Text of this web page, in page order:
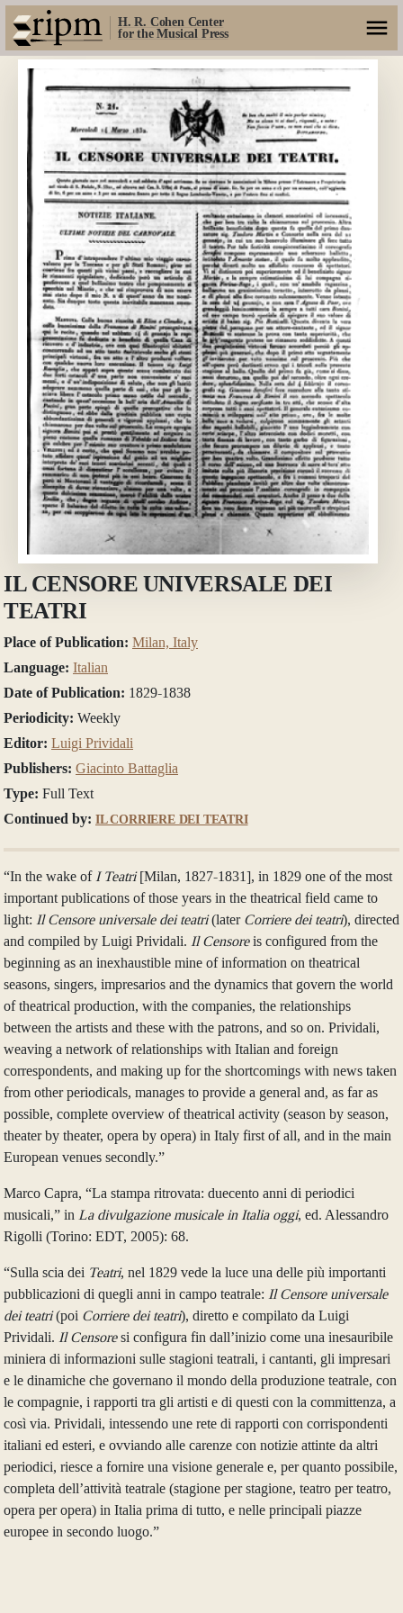
H. R. Cohen Center
for the Musical Press
IL CENSORE UNIVERSALE DEI
TEATRI
Place of Publication: Milan, Italy
Language: Italian
Date of Publication: 1829-1838
Periodicity: Weekly
Editor: Luigi Prividali
Publishers: Giacinto Battaglia
Type: Full Text
Continued by: IL CORRIERE DEI TEATRI
“In the wake of I Teatri[Milan, 1827-1831], in 1829 one of the most
important publications of those years in the theatrical field came to
light: Il Censore universale dei teatri(later Corriere dei teatri), directed
and compiled by Luigi Prividali. Il Censoreis configured from the
beginning as an inexhaustible mine of information on theatrical
seasons, singers, impresarios and the dynamics that govern the world
of theatrical production, with the companies, the relationships
between the artists and these with the patrons, and so on. Prividali,
weaving a network of relationships with Italian and foreign
correspondents, and making up for the shortcomings with news taken
from other periodicals, manages to provide a general and, as far as
possible, complete overview of theatrical activity (season by season,
theater by theater, opera by opera) in Italy first of all, and in the main
European venues secondly.”
Marco Capra, “La stampa ritrovata: duecento anni di periodici
musicali,” in La divulgazione musicale in Italia oggi, ed. Alessandro
Rigolli (Torino: EDT, 2005): 68.
“Sulla scia dei Teatri, nel 1829 vede la luce una delle più importanti
pubblicazioni di quegli anni in campo teatrale: Il Censore universale
dei teatri(poi Corriere dei teatri), diretto e compilato da Luigi
Prividali. Il Censoresi configura fin dall’inizio come una inesauribile
miniera di informazioni sulle stagioni teatrali, i cantanti, gli impresari
e le dinamiche che governano il mondo della produzione teatrale, con
le compagnie, i rapporti tra gli artisti e di questi con la committenza, a
così via. Prividali, intessendo une rete di rapporti con corrispondenti
italiani ed esteri, e ovviando alle carenze con notizie attinte da altri
periodici, riesce a fornire una visione generale e, per quanto possibile,
completa dell’attività teatrale (stagione per stagione, teatro per teatro,
opera per opera) in Italia prima di tutto, e nelle principali piazze
europee in secondo luogo.”